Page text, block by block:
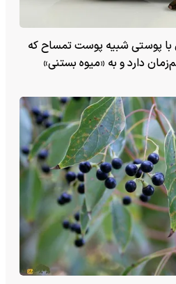
با پوستی شبیه پوست تمساح که
دارد و به «میوه بستنی»